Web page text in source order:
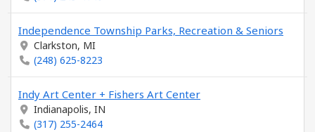
Independence Township Parks, Recreation & Seniors
Clarkston, MI
(248) 625-8223
Indy Art Center + Fishers Art Center
Indianapolis, IN
(317) 255-2464